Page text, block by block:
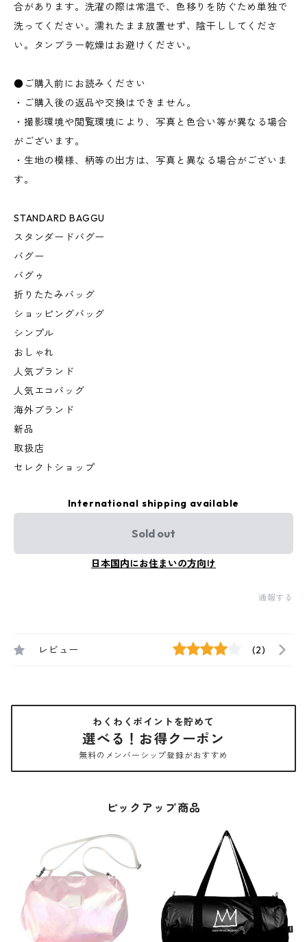
合があります。洗濯の際は常温で、色移りを防ぐため単独で
洗ってください。濡れたまま放置せず、陰干ししてくださ
い。タンブラー乾燥はお避けください。
●ご購入前にお読みください
・ご購入後の返品や交換はできません。
・撮影環境や閲覧環境により、写真と色合い等が異なる場合
がございます。
・生地の模様、柄等の出方は、写真と異なる場合がございま
す。
STANDARD BAGGU
スタンダードバグー
バグー
バグゥ
折りたたみバッグ
ショッピングバッグ
シンプル
おしゃれ
人気ブランド
人気エコバッグ
海外ブランド
新品
取扱店
セレクトショップ
International shipping available
Sold out
日本国内にお住まいの方向け
通報する
レビュー (2)
わくわくポイントを貯めて
選べる！お得クーポン
無料のメンバーシップ登録がおすすめ
ピックアップ商品